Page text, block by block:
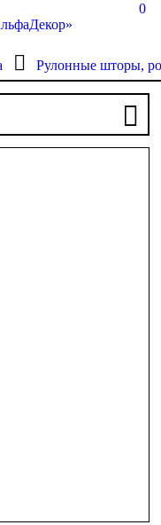
0
Рулонные шторы,